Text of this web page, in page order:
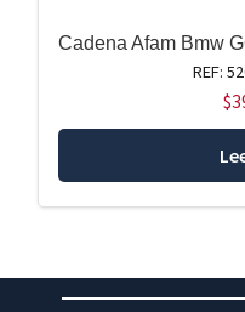
Cadena Afam Bmw
REF:
$